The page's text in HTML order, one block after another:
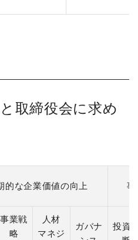
取締役会に求め
的な企業価値の向上 事
事業戦
略
人材
マネジ
ガバナ
投資